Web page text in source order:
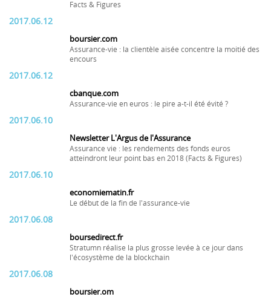
Facts & Figures
2017.06.12
boursier.com
Assurance-vie : la clientèle aisée concentre la moitié des
encours
2017.06.12
cbanque.com
Assurance-vie en euros : le pire a-t-il été évité ?
2017.06.10
Newsletter L'Argus de l'Assurance
Assurance vie : les rendements des fonds euros
atteindront leur point bas en 2018 (Facts & Figures)
2017.06.10
economiematin.fr
Le début de la fin de l'assurance-vie
2017.06.08
boursedirect.fr
Stratumn réalise la plus grosse levée à ce jour dans
l'écosystème de la blockchain
2017.06.08
boursier.om